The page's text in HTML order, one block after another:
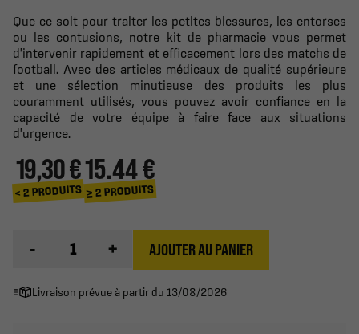
Que ce soit pour traiter les petites blessures, les entorses
ou les contusions, notre kit de pharmacie vous permet
d'intervenir rapidement et efficacement lors des matchs de
football. Avec des articles médicaux de qualité supérieure
et une sélection minutieuse des produits les plus
couramment utilisés, vous pouvez avoir confiance en la
capacité de votre équipe à faire face aux situations
d'urgence.
19,30 €
< 2 PRODUITS
15.44 €
≥ 2 PRODUITS
- + AJOUTER AU PANIER
Livraison prévue à partir du 13/08/2026